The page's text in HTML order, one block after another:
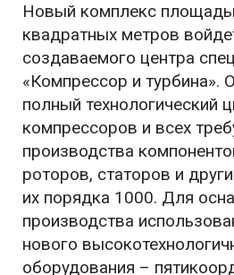
Новый комплекс
квадратных метров
создаваемого центра
«Компрессор и турбина».
полный технологический
компрессоров и всех
производства
роторов, статоров и
их порядка 1000. Для
производства
нового
оборудования –